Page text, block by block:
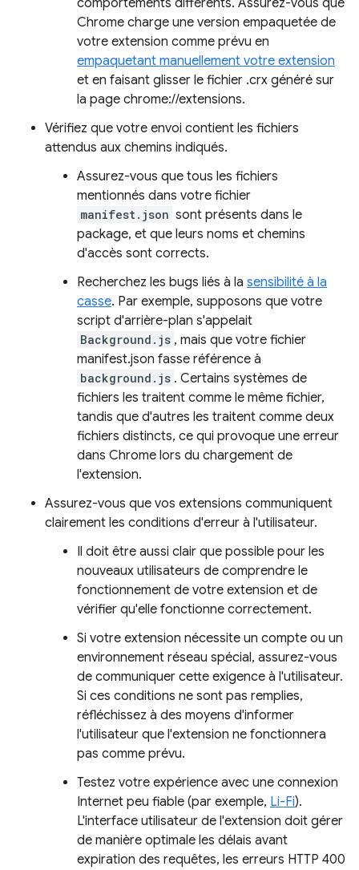
comportements différents. Assurez-vous que
Chrome charge une version empaquetée de
votre extension comme prévu en
empaquetant manuellement votre extension
et en faisant glisser le fichier .crx généré sur
la page chrome://extensions.
Vérifiez que votre envoi contient les fichiers
attendus aux chemins indiqués.
Assurez-vous que tous les fichiers
mentionnés dans votre fichier
manifest.json sont présents dans le
package, et que leurs noms et chemins
d'accès sont corrects.
Recherchez les bugs liés à la sensibilité à la
casse. Par exemple, supposons que votre
script d'arrière-plan s'appelait
Background.js , mais que votre fichier
manifest.json fasse référence à
background.js . Certains systèmes de
fichiers les traitent comme le même fichier,
tandis que d'autres les traitent comme deux
fichiers distincts, ce qui provoque une erreur
dans Chrome lors du chargement de
l'extension.
Assurez-vous que vos extensions communiquent
clairement les conditions d'erreur à l'utilisateur.
Il doit être aussi clair que possible pour les
nouveaux utilisateurs de comprendre le
fonctionnement de votre extension et de
vérifier qu'elle fonctionne correctement.
Si votre extension nécessite un compte ou un
environnement réseau spécial, assurez-vous
de communiquer cette exigence à l'utilisateur.
Si ces conditions ne sont pas remplies,
réfléchissez à des moyens d'informer
l'utilisateur que l'extension ne fonctionnera
pas comme prévu.
Testez votre expérience avec une connexion
Internet peu fiable (par exemple, Li-Fi).
L'interface utilisateur de l'extension doit gérer
de manière optimale les délais avant
expiration des requêtes, les erreurs HTTP 400